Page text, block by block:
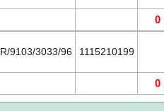
0
R/9103/3033/96 1115210199
0